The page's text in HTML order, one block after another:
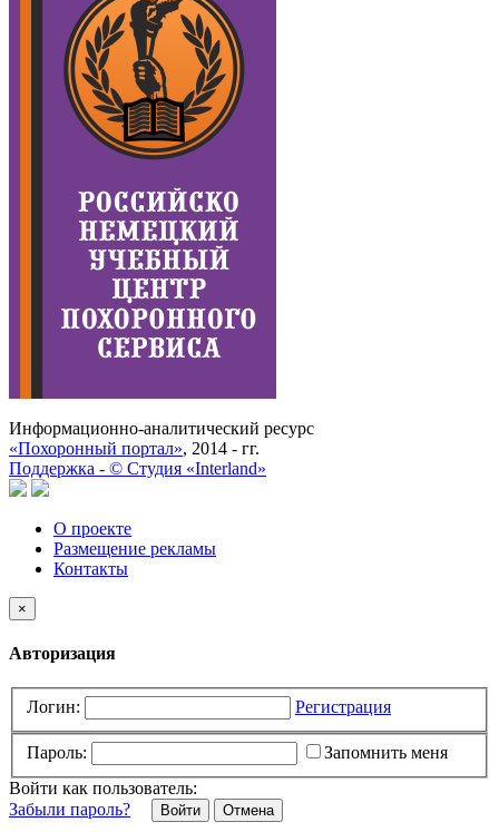
Информационно-аналитический ресурс
«Похоронный портал», 2014 - гг.
Поддержка - © Cтудия «Interland»
О проекте
Размещение рекламы
Контакты
×
Авторизация
Логин: Регистрация
Пароль:
Запомнить меня
Войти как пользователь:
Забыли пароль?
Отмена